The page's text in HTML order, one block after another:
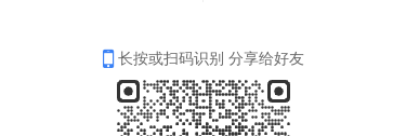
长按或扫码识别 分享给好友